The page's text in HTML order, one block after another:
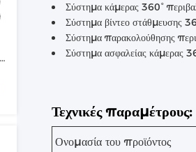
Σύστημα κάμερας 360°
Σύστημα βίντεο στάθμευσης
Σύστημα παρακολούθησης
Σύστημα ασφαλείας κάμερας
Τεχνικές παραμέτρους:
Ονομασία του προϊόντος